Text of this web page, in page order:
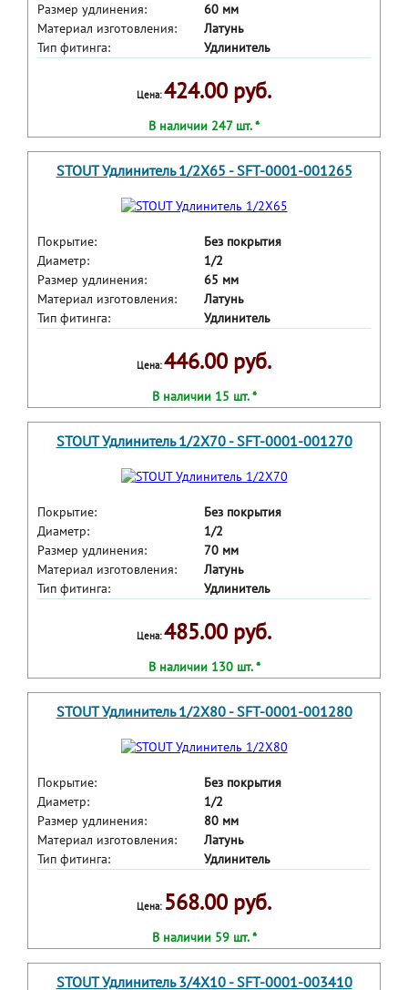
Размер удлинения:
60 мм
Материал изготовления:
Латунь
Тип фитинга:
Удлинитель
Цена:424.00 руб.
В наличии 247 шт. *
STOUT Удлинитель 1/2X65 - SFT-0001-001265
Покрытие:
Без покрытия
Диаметр:
1/2
Размер удлинения:
65 мм
Материал изготовления:
Латунь
Тип фитинга:
Удлинитель
Цена:446.00 руб.
В наличии 15 шт. *
STOUT Удлинитель 1/2X70 - SFT-0001-001270
Покрытие:
Без покрытия
Диаметр:
1/2
Размер удлинения:
70 мм
Материал изготовления:
Латунь
Тип фитинга:
Удлинитель
Цена:485.00 руб.
В наличии 130 шт. *
STOUT Удлинитель 1/2X80 - SFT-0001-001280
Покрытие:
Без покрытия
Диаметр:
1/2
Размер удлинения:
80 мм
Материал изготовления:
Латунь
Тип фитинга:
Удлинитель
Цена: 568.00 руб.
В наличии 59 шт. *
STOUT Удлинитель 3/4X10 - SFT-0001-003410